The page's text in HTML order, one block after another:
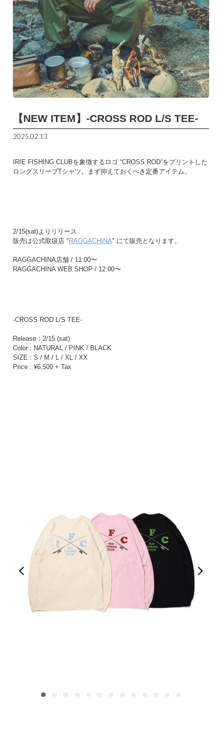
【NEW ITEM】-CROSS ROD L/S TEE-
2025.02.13
IRIE FISHING CLUBを象徴するロゴ “CROSS ROD”をプリントした
ロングスリーブTシャツ。まず抑えておくべき定番アイテム。
2/15(sat)よりリリース
販売は公式取扱店 " RAGGACHINA" にて販売となります。
RAGGACHINA店舗 / 11:00〜
RAGGACHINA WEB SHOP / 12:00〜
-CROSS ROD L/S TEE-
Release：2/15 (sat)
Color : NATURAL / PINK / BLACK
SIZE : S / M / L / XL / XX
Price : ¥6,500 + Tax